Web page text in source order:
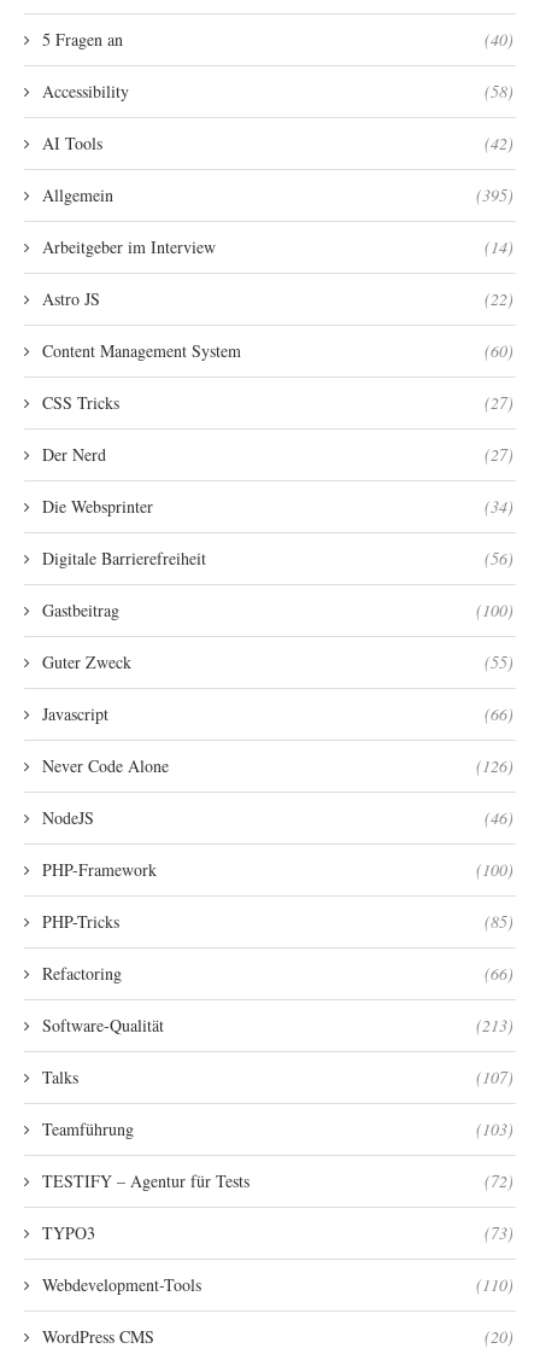
5 Fragen an (40)
Accessibility (58)
AI Tools (42)
Allgemein (395)
Arbeitgeber im Interview (14)
Astro JS (22)
Content Management System (60)
CSS Tricks (27)
Der Nerd (27)
Die Websprinter (34)
Digitale Barrierefreiheit (56)
Gastbeitrag (100)
Guter Zweck (55)
Javascript (66)
Never Code Alone (126)
NodeJS (46)
PHP-Framework (100)
PHP-Tricks (85)
Refactoring (66)
Software-Qualität (213)
Talks (107)
Teamführung (103)
TESTIFY – Agentur für Tests (72)
TYPO3 (73)
Webdevelopment-Tools (110)
WordPress CMS (20)